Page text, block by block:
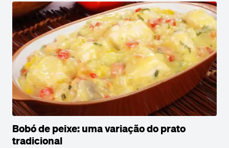
Bobó de peixe: uma variação do prato
tradicional